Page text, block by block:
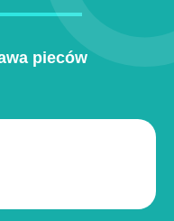
pieców